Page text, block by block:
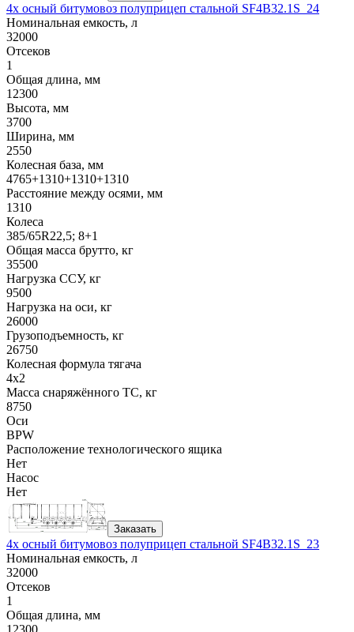
4х осный битумовоз полуприцеп стальной SF4B32.1S_24
Номинальная емкость, л
32000
Отсеков
1
Общая длина, мм
12300
Высота, мм
3700
Ширина, мм
2550
Колесная база, мм
4765+1310+1310+1310
Расстояние между осями, мм
1310
Колеса
385/65R22,5; 8+1
Общая масса брутто, кг
35500
Нагрузка ССУ, кг
9500
Нагрузка на оси, кг
26000
Грузоподъемность, кг
26750
Колесная формула тягача
4x2
Масса снаряжённого ТС, кг
8750
Оси
BPW
Расположение технологического ящика
Нет
Насос
Нет
Заказать
4х осный битумовоз полуприцеп стальной SF4B32.1S_23
Номинальная емкость, л
32000
Отсеков
1
Общая длина, мм
12300